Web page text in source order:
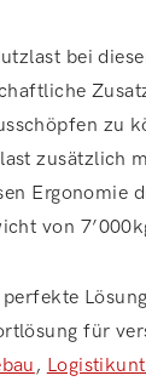
bei
zu
zusätzlich
Ergonomie
von
für
,